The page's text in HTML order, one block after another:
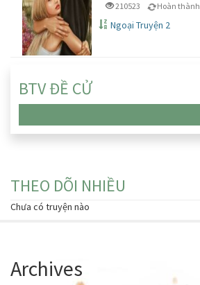
210523 Hoàn thành
Ngoại Truyện 2
BTV ĐỀ CỬ
THEO DÕI NHIỀU
Chưa có truyện nào
Archives